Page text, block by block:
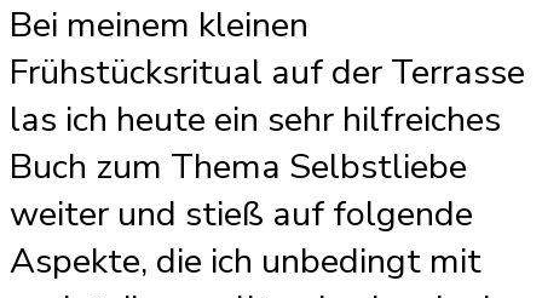
Bei meinem kleinen
Frühstücksritual auf der Terrasse
las ich heute ein sehr hilfreiches
Buch zum Thema Selbstliebe
weiter und stieß auf folgende
Aspekte, die ich unbedingt mit